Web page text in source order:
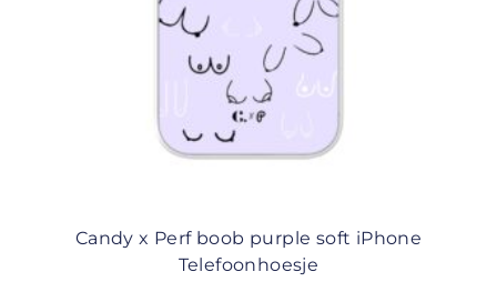
Candy x Perf boob purple soft iPhone
Telefoonhoesje